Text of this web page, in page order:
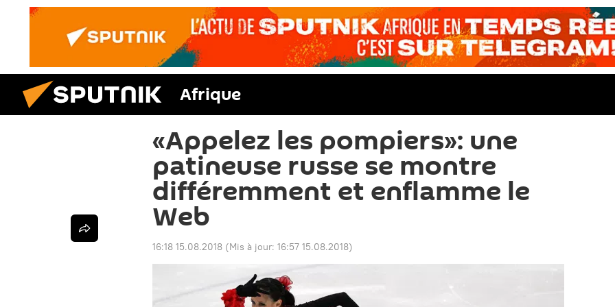
Afrique
«Appelez les pompiers»: une
patineuse russe se montre
différemment et enflamme le
Web
16:18 15.08.2018 (Mis à jour: 16:57 15.08.2018)